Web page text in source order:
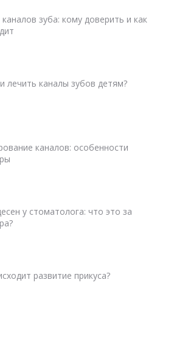
зуба: кому доверить и как
лечить каналы зубов детям?
каналов: особенности
у стоматолога: что это за
развитие прикуса?